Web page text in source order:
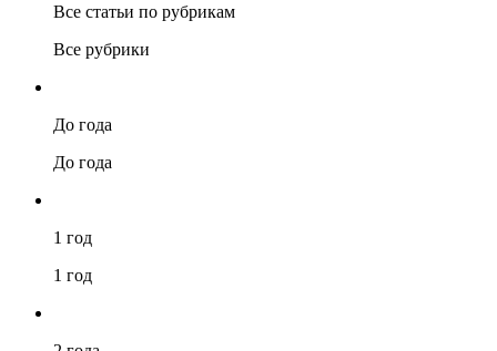
Все статьи по рубрикам
Все рубрики
До года
До года
1 год
1 год